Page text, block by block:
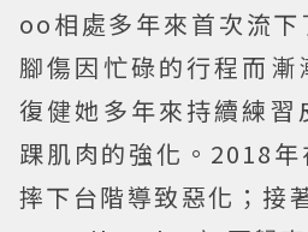
oo相處多年來首次流
腳傷因忙碌的行程而漸
復健她多年來持續練習
踝肌肉的強化。2018
摔下台階導致惡化；接